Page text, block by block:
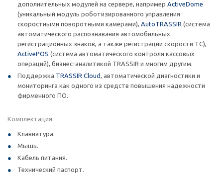
дополнительных модулей на сервере, например ActiveDome
(уникальный модуль роботизированного управления
скоростными поворотными камерами), AutoTRASSIR (система
автоматического распознавания автомобильных
регистрационных знаков, а также регистрации скорости ТС),
ActivePOS (система автоматического контроля кассовых
операций), бизнес-аналитикой TRASSIR и многим другим.
Поддержка TRASSIR Cloud, автоматической диагностики и
мониторинга как одного из средств повышения надежности
фирменного ПО.
Комплектация:
Клавиатура.
Мышь.
Кабель питания.
Технический паспорт.